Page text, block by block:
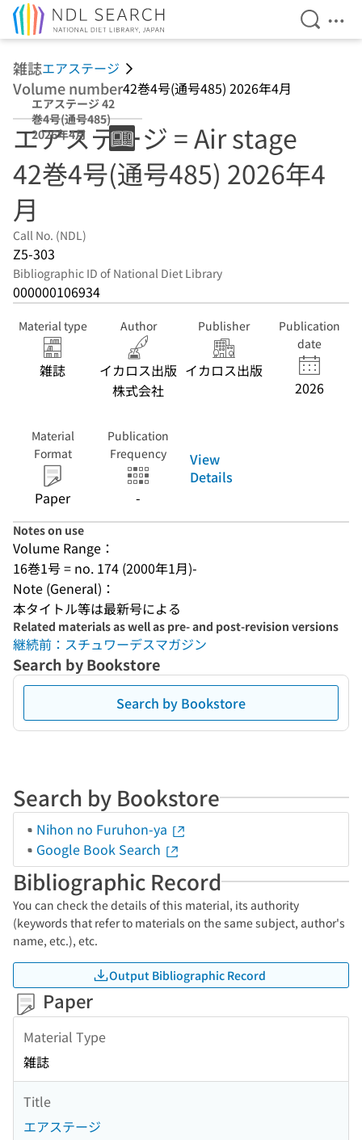
Open
雑誌エアステージ
Volume number42巻4号(通号485) 2026年4月
エアステージ 42
巻4号(通号485)
2026年4月
エアステージ = Air stage
42巻4号(通号485) 2026年4
月
Call No. (NDL)
Z5-303
Bibliographic ID of National Diet Library
000000106934
Material type
雑誌
Author
イカロス出版
株式会社
Publisher
イカロス出版
Publication
date
2026
Material
Format
Paper
Publication
Frequency
-
View
Details
Notes on use
Volume Range：
16巻1号 = no. 174 (2000年1月)-
Note (General)：
本タイトル等は最新号による
Related materials as well as pre- and post-revision versions
継続前：スチュワーデスマガジン
Search by Bookstore
Search by Bookstore
Search by Bookstore
Nihon no Furuhon-ya
Google Book Search
Bibliographic Record
You can check the details of this material, its authority
(keywords that refer to materials on the same subject, author's
name, etc.), etc.
Output Bibliographic Record
Paper
Material Type
雑誌
Title
エアステージ